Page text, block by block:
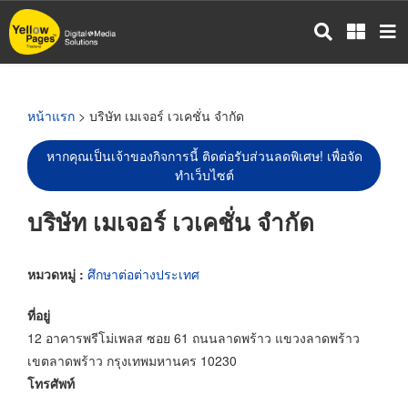
ข้าม
ไป
หน้าแรก > บริษัท เมเจอร์ เวเคชั่น จำกัด
หากคุณเป็นเจ้าของกิจการนี้ ติดต่อรับส่วนลดพิเศษ! เพื่อจัด
ทำเว็บไซต์
บริษัท เมเจอร์ เวเคชั่น จำกัด
หมวดหมู่ : ศึกษาต่อต่างประเทศ
ที่อยู่
12 อาคารพรีโม่เพลส ซอย 61 ถนนลาดพร้าว แขวงลาดพร้าว
เขตลาดพร้าว กรุงเทพมหานคร 10230
โทรศัพท์